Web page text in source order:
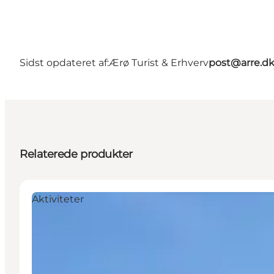
Sidst opdateret af:Ærø Turist & Erhvervpost@arre.dk
Relaterede produkter
Aktiviteter